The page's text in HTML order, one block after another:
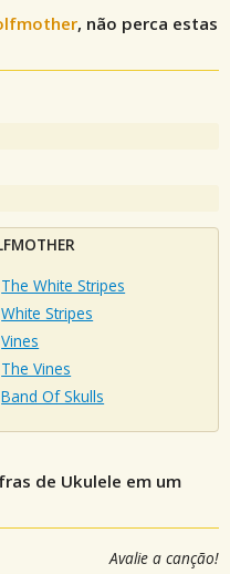
, não perca estas
The White Stripes
White Stripes
Vines
The Vines
Band Of Skulls
de Ukulele em um
Avalie a canção!